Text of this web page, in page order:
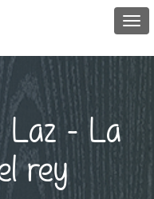
Laz - La
rey